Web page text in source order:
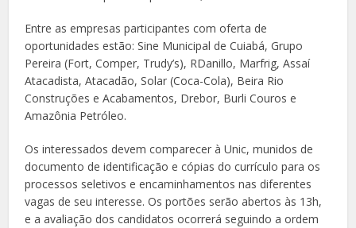
Entre as empresas participantes com oferta de
oportunidades estão: Sine Municipal de Cuiabá, Grupo
Pereira (Fort, Comper, Trudy’s), RDanillo, Marfrig, Assaí
Atacadista, Atacadão, Solar (Coca-Cola), Beira Rio
Construções e Acabamentos, Drebor, Burli Couros e
Amazônia Petróleo.
Os interessados devem comparecer à Unic, munidos de
documento de identificação e cópias do currículo para os
processos seletivos e encaminhamentos nas diferentes
vagas de seu interesse. Os portões serão abertos às 13h,
e a avaliação dos candidatos ocorrerá seguindo a ordem